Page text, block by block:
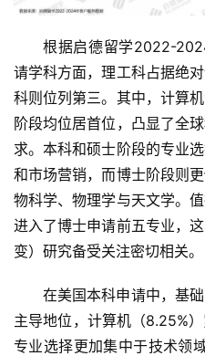
教
专
题
汽
车
·
新
能
根据启德留学2022-
请学科方面，理工科占据绝
科则位列第三。其中，计算
阶段均位居首位，凸显了全
求。本科和硕士阶段的专业
和市场营销，而博士阶段则
物科学、物理学与天文学。
进入了博士申请前五专业，
变）研究备受关注密切相关。
在美国本科申请中，基
主导地位，计算机（8.25%
专业选择更加集中于技术领